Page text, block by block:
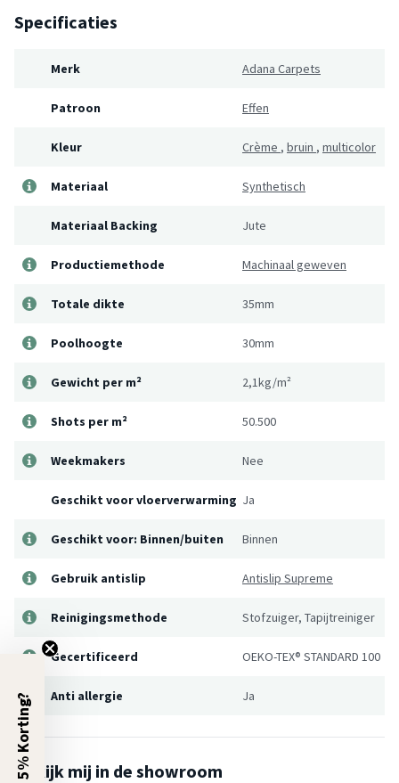
Specificaties
Merk Adana Carpets
Patroon Effen
Kleur Crème , bruin , multicolor
Materiaal Synthetisch
Materiaal Backing Jute
Productiemethode Machinaal geweven
Totale dikte 35mm
Poolhoogte 30mm
Gewicht per m² 2,1kg/m²
Shots per m² 50.500
Weekmakers Nee
Geschikt voor vloerverwarming Ja
Geschikt voor: Binnen/buiten Binnen
Gebruik antislip Antislip Supreme
Reinigingsmethode Stofzuiger, Tapijtreiniger
Gecertificeerd OEKO-TEX® STANDARD 100
Anti allergie Ja
Bekijk mij in de showroom
5% Korting?